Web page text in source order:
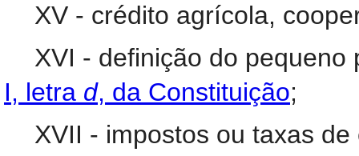
XV - crédito agrícola,
XVI - definição do
I, letra d, da Constituição;
XVII - impostos ou taxas